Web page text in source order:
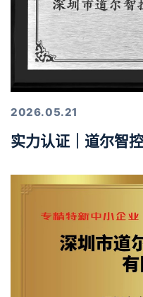
2026.05.21
实力认证｜道尔智